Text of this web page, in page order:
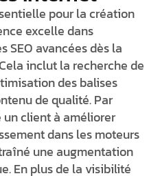
pour la création
excelle dans
SEO avancées dès la
inclut la recherche de
des balises
de qualité. Par
un client à améliorer
dans les moteurs
une augmentation
En plus de la visibilité